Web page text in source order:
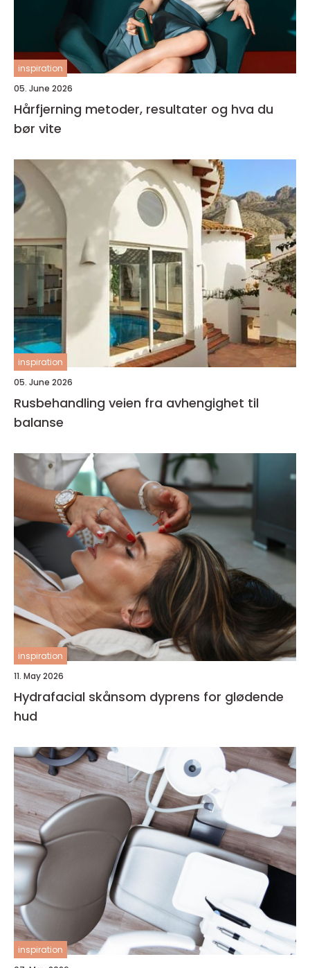
inspiration
05. June 2026
Hårfjerning metoder, resultater og hva du
bør vite
inspiration
05. June 2026
Rusbehandling veien fra avhengighet til
balanse
inspiration
11. May 2026
Hydrafacial skånsom dyprens for glødende
hud
inspiration